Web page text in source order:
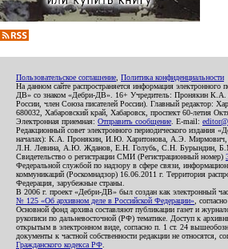
Пользовательское соглашение Политика конфиденциальности
На данном сайте распространяется информация электронного
ДВ» со знаком «Дебри-ДВ». 16+ Учредитель: Пронякин К.А.
России, член Союза писателей России). Главный редактор:
680032, Хабаровский край, Хабаровск, проспект 60-летия
Электронная приемная: Отправить сообщение . E-mail:
Редакционный совет электронного периодического издания
началах): К.А. Пронякин, И.Ю. Харитонова, А.Э.
Л.Н. Левина, А.Ю. Жданов, Е.Н. Голубь, С.Н. Бурындин,
Свидетельство о регистрации СМИ (Регистрационный номер)
Федеральной службой по надзору в сфере связи,
коммуникаций (Роскомнадзор) 16.06.2011 г. Территория
Федерация, зарубежные страны.
В 2006 г. проект «Дебри-ДВ» был создан как электронный
№ 125 «Об архивном деле в Российской Федерации» ,
Основной фонд архива составляют публикации газет и
рукописи по дальневосточной (РФ) тематике. Доступ к
открытым в электронном виде, согласно п. 1 ст. 24
документы к частной собственности редакции не относятся,
Гражданского кодекса РФ